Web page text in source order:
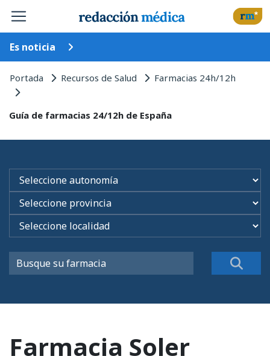
Es noticia
Portada Recursos de Salud Farmacias 24h/12h
Guía de farmacias 24/12h de España
Farmacia Soler